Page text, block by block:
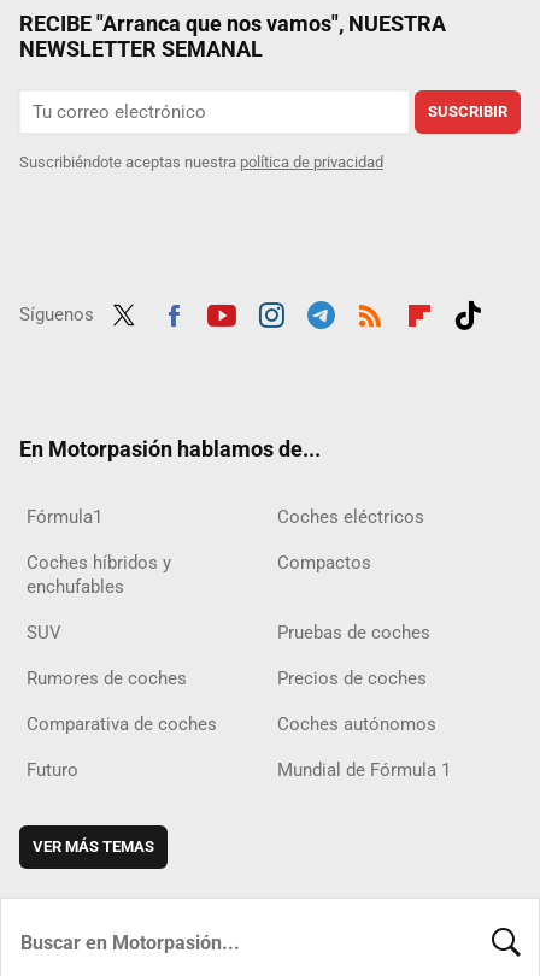
RECIBE "Arranca que nos vamos", NUESTRA
NEWSLETTER SEMANAL
SUSCRIBIR
Suscribiéndote aceptas nuestra política de privacidad
Síguenos
En Motorpasión hablamos de...
Fórmula1 Coches eléctricos
Coches híbridos y
enchufables
Compactos
SUV Pruebas de coches
Rumores de coches Precios de coches
Comparativa de coches Coches autónomos
Futuro Mundial de Fórmula 1
VER MÁS TEMAS